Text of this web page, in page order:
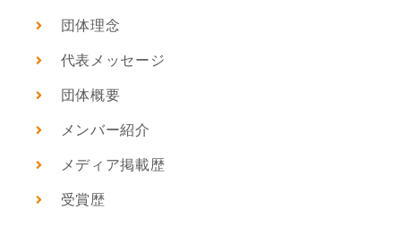
団体理念
代表メッセージ
団体概要
メンバー紹介
メディア掲載歴
受賞歴